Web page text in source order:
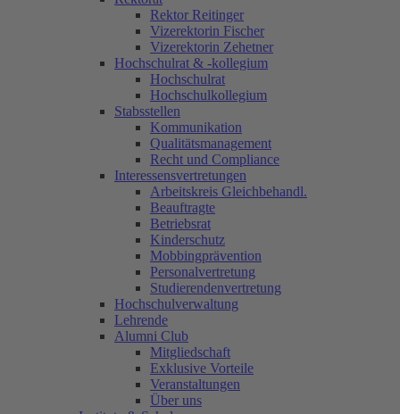
Rektor Reitinger
Vizerektorin Fischer
Vizerektorin Zehetner
Hochschulrat & -kollegium
Hochschulrat
Hochschulkollegium
Stabsstellen
Kommunikation
Qualitätsmanagement
Recht und Compliance
Interessensvertretungen
Arbeitskreis Gleichbehandl.
Beauftragte
Betriebsrat
Kinderschutz
Mobbingprävention
Personalvertretung
Studierendenvertretung
Hochschulverwaltung
Lehrende
Alumni Club
Mitgliedschaft
Exklusive Vorteile
Veranstaltungen
Über uns